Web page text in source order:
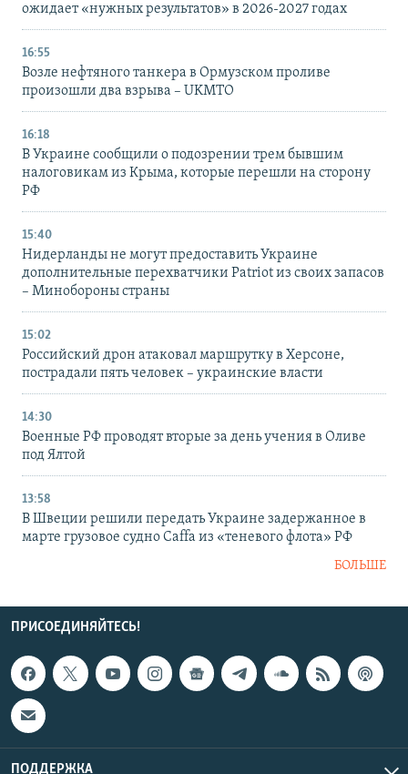
ожидает «нужных результатов» в 2026-2027 годах
16:55
Возле нефтяного танкера в Ормузском проливе
произошли два взрыва – UKMTO
16:18
В Украине сообщили о подозрении трем бывшим
налоговикам из Крыма, которые перешли на сторону
РФ
15:40
Нидерланды не могут предоставить Украине
дополнительные перехватчики Patriot из своих запасов
– Минобороны страны
15:02
Российский дрон атаковал маршрутку в Херсоне,
пострадали пять человек – украинские власти
14:30
Военные РФ проводят вторые за день учения в Оливе
под Ялтой
13:58
В Швеции решили передать Украине задержанное в
марте грузовое судно Caffa из «теневого флота» РФ
БОЛЬШЕ
ПРИСОЕДИНЯЙТЕСЬ!
ПОДДЕРЖКА